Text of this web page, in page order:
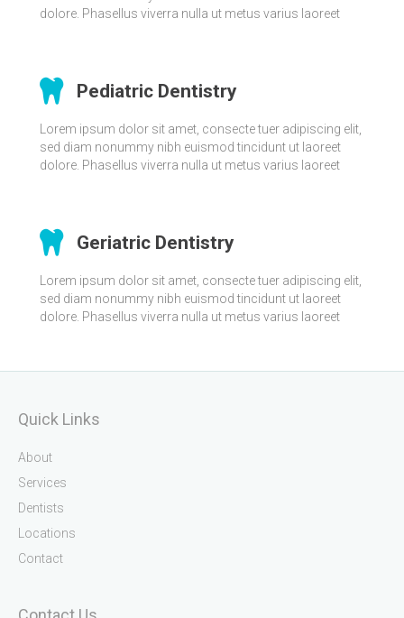
dolore. Phasellus viverra nulla ut metus varius laoreet
Pediatric Dentistry
Lorem ipsum dolor sit amet, consecte tuer adipiscing elit,
sed diam nonummy nibh euismod tincidunt ut laoreet
dolore. Phasellus viverra nulla ut metus varius laoreet
Geriatric Dentistry
Lorem ipsum dolor sit amet, consecte tuer adipiscing elit,
sed diam nonummy nibh euismod tincidunt ut laoreet
dolore. Phasellus viverra nulla ut metus varius laoreet
Quick Links
About
Services
Dentists
Locations
Contact